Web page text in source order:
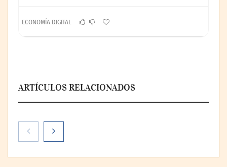
ECONOMÍA DIGITAL
ARTÍCULOS RELACIONADOS